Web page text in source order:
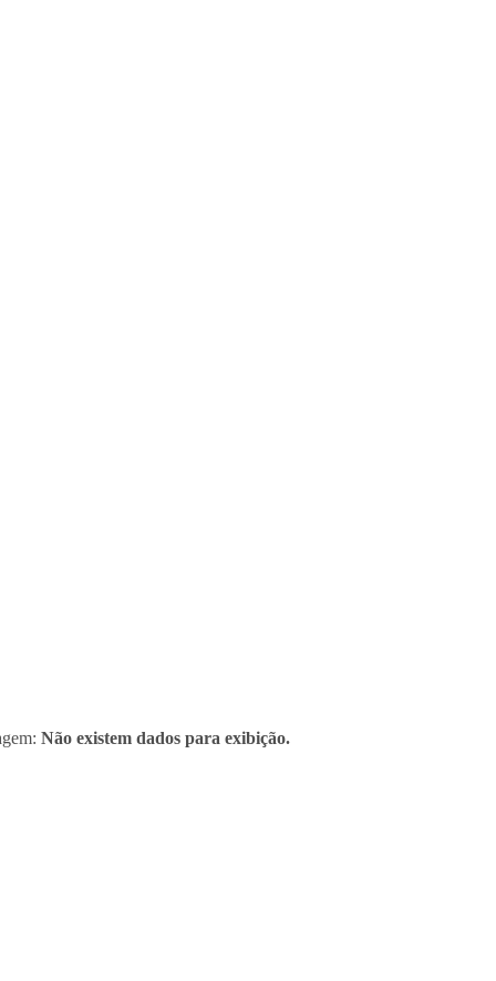
Não existem dados para exibição.